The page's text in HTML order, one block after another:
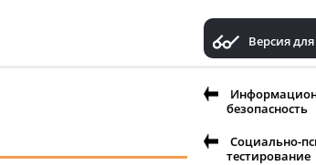
Версия
безопасность
Социально-
тестирование